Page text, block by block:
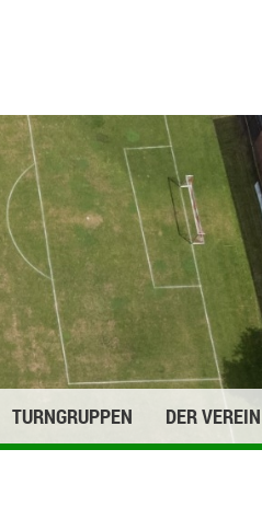
TURNGRUPPEN DER VEREIN